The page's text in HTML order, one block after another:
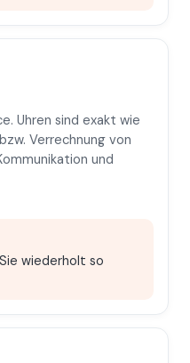
Uhren sind exakt wie
Verrechnung von
und
wiederholt so